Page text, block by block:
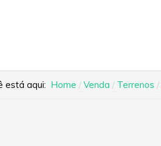
está aqui: Home Venda Terrenos